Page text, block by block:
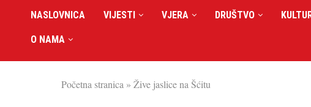
NASLOVNICA VIJESTI VJERA DRUŠTVO
O NAMA
Početna stranica » Žive jaslice na Šćitu